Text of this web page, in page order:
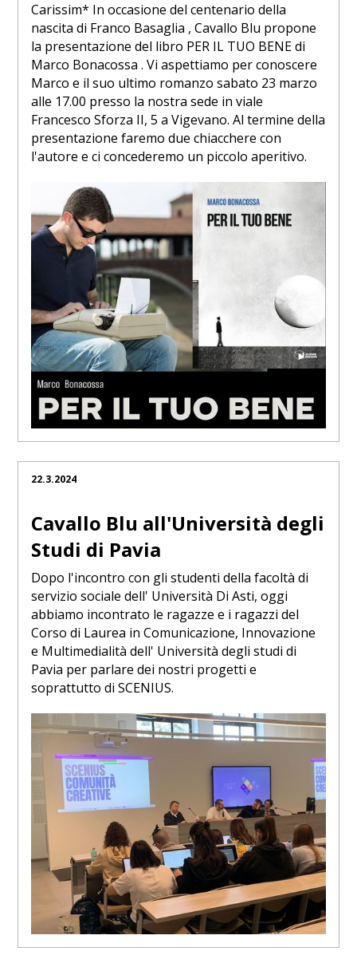
Carissim* In occasione del centenario della
nascita di Franco Basaglia , Cavallo Blu propone
la presentazione del libro PER IL TUO BENE di
Marco Bonacossa . Vi aspettiamo per conoscere
Marco e il suo ultimo romanzo sabato 23 marzo
alle 17.00 presso la nostra sede in viale
Francesco Sforza II, 5 a Vigevano. Al termine della
presentazione faremo due chiacchere con
l'autore e ci concederemo un piccolo aperitivo.
22.3.2024
Cavallo Blu all'Università degli
Studi di Pavia
Dopo l'incontro con gli studenti della facoltà di
servizio sociale dell' Università Di Asti, oggi
abbiamo incontrato le ragazze e i ragazzi del
Corso di Laurea in Comunicazione, Innovazione
e Multimedialità dell' Università degli studi di
Pavia per parlare dei nostri progetti e
soprattutto di SCENIUS.